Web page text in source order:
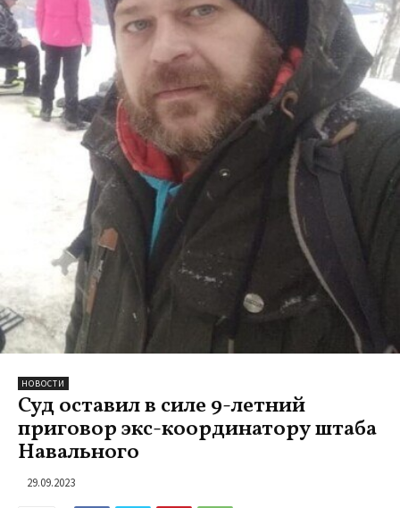
НОВОСТИ
Суд оставил в силе 9-летний
приговор экс-координатору штаба
Навального
29.09.2023